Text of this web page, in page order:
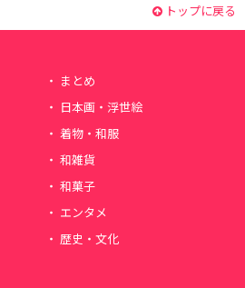
トップに戻る
まとめ
日本画・浮世絵
着物・和服
和雑貨
和菓子
エンタメ
歴史・文化